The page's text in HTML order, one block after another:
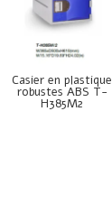
Casier en plastique
robustes ABS T-
H385M2